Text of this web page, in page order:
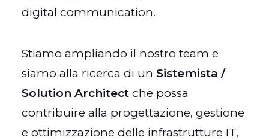
digital communication.
Stiamo ampliando il nostro team e
siamo alla ricerca di un Sistemista /
Solution Architect che possa
contribuire alla progettazione, gestione
e ottimizzazione delle infrastrutture IT,